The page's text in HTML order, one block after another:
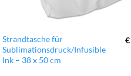
Strandtasche für
Sublimationsdruck/Infusible
Ink – 38 x 50 cm
€